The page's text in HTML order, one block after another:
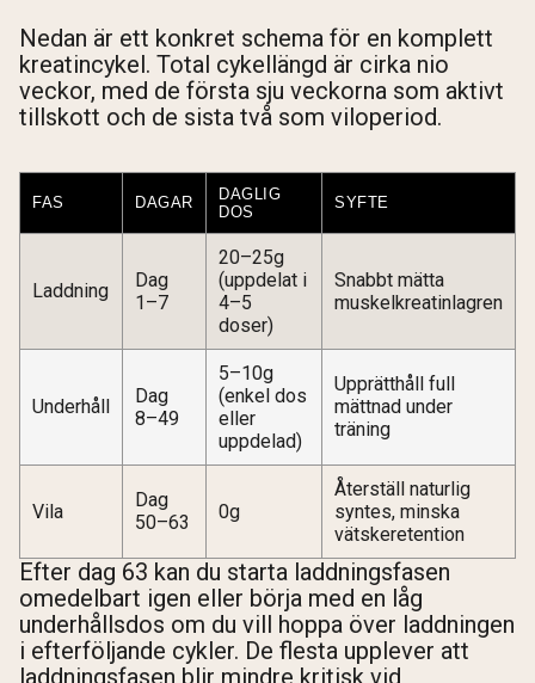
Nedan är ett konkret schema för en komplett
kreatincykel. Total cykellängd är cirka nio
veckor, med de första sju veckorna som aktivt
tillskott och de sista två som viloperiod.
FAS DAGAR
DAGLIG
DOS
SYFTE
Laddning
Dag
1–7
20–25g
(uppdelat i
4–5
doser)
Snabbt mätta
muskelkreatinlagren
Underhåll
Dag
8–49
5–10g
(enkel dos
eller
uppdelad)
Upprätthåll full
mättnad under
träning
Vila
Dag
50–63
0g
Återställ naturlig
syntes, minska
vätskeretention
Efter dag 63 kan du starta laddningsfasen
omedelbart igen eller börja med en låg
underhållsdos om du vill hoppa över laddningen
i efterföljande cykler. De flesta upplever att